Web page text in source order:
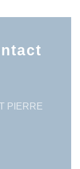
PIERRE
in een nieuw